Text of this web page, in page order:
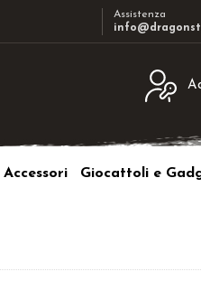
Assistenza
e poi clicca sul
sito
Accessori Giocattoli e